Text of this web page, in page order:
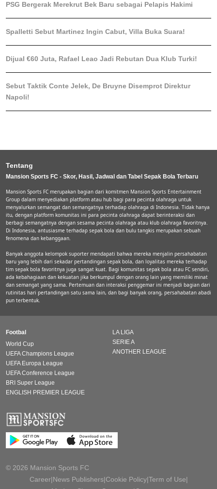
PSG Bergerak Merekrut Bek Baru sebagai Pelapis Hakimi
Spalletti Sebut Martinez Ingin Cabut, Villa Buka Suara!
Dijual €60 Juta, Rafael Leao Jadi Rebutan Dua Klub Turki!
Sebut Taktik Conte Jelek, De Bruyne Disemprot Direktur
Napoli!
Tentang
Mansion Sports FC - Skor, Hasil, Jadwal dan Tabel Sepak Bola Terbaru
Mansion Sports FC merupakan bagian dari komitmen Mansion Sports Entertainment
Group dalam menyediakan platform atau hub bagi para pecinta olahraga untuk
menyalurkan semangat dan semangatnya terhadap olahraga di Indonesia. Tidak hanya
itu, dengan platform komunitas ini para pecinta olahraga dapat berinteraksi dan
berbagi semangatnya dengan sesama pecinta olahraga atau klub olahraga favoritnya.
Di Indonesia, antusiasme terhadap sepak bola dan bulu tangkis merupakan sebuah
fenomena dan kebanggaan.
Banyak anggota kelompok suporter mendapati bahwa mereka menjalin persahabatan
baru yang lebih dari sekadar pertandingan sepak bola, dan loyalitas mereka terhadap
tim sepak bola favoritnya juga sangat kuat. Bagi komunitas sepak bola atau FC sendiri,
ada kebahagiaan dan kekuatan jika berkumpul dengan orang lain yang memiliki minat
dan semangat yang sama. Pertemuan dan interaksi penggemar ini menjadi bagian dari
rutinitas hari pertandingan satu sama lain, dan bagi banyak orang, persahabatan abadi
pun terbentuk.
Footbal
World Cup
UEFA Champions League
UEFA Europa League
UEFA Conference League
BRI Super League
ENGLISH PREMIER LEAGUE
LA LIGA
SERIE A
ANOTHER LEAGUE
© 2026 Mansion Sports FC
Career|News Publishers|Cookie Policy|Term of Use|